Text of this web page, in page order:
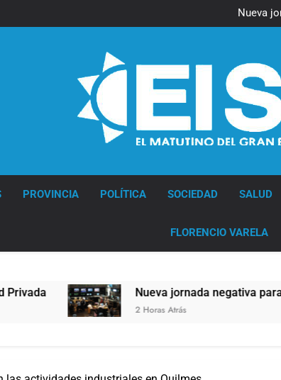
Nueva
Nueva
PROVINCIA POLÍTICA SOCIEDAD SALUD
FLORENCIO VARELA
Nueva jornada negativa para los
2 Horas Atrás